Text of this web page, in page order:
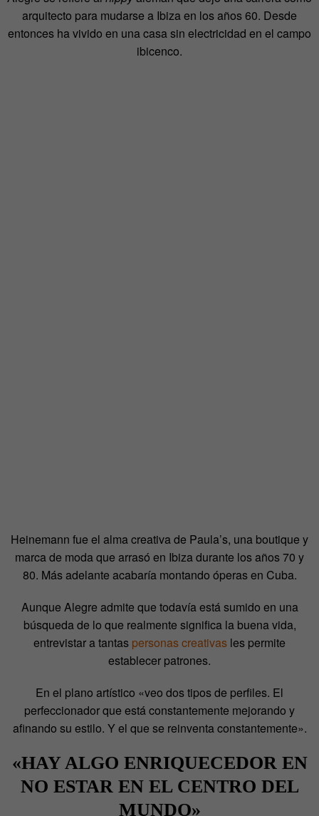
arquitecto para mudarse a Ibiza en los años 60. Desde
entonces ha vivido en una casa sin electricidad en el campo
ibicenco.
Heinemann fue el alma creativa de Paula’s, una boutique y
marca de moda que arrasó en Ibiza durante los años 70 y
80. Más adelante acabaría montando óperas en Cuba.
Aunque Alegre admite que todavía está sumido en una
búsqueda de lo que realmente significa la buena vida,
entrevistar a tantas personas creativas les permite
establecer patrones.
En el plano artístico «veo dos tipos de perfiles. El
perfeccionador que está constantemente mejorando y
afinando su estilo. Y el que se reinventa constantemente».
«HAY ALGO ENRIQUECEDOR EN
NO ESTAR EN EL CENTRO DEL
MUNDO»